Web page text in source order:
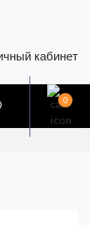
кабинет
0